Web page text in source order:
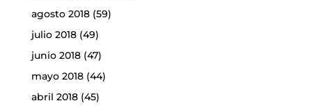
agosto 2018(59)
julio 2018(49)
junio 2018(47)
mayo 2018(44)
abril 2018(45)